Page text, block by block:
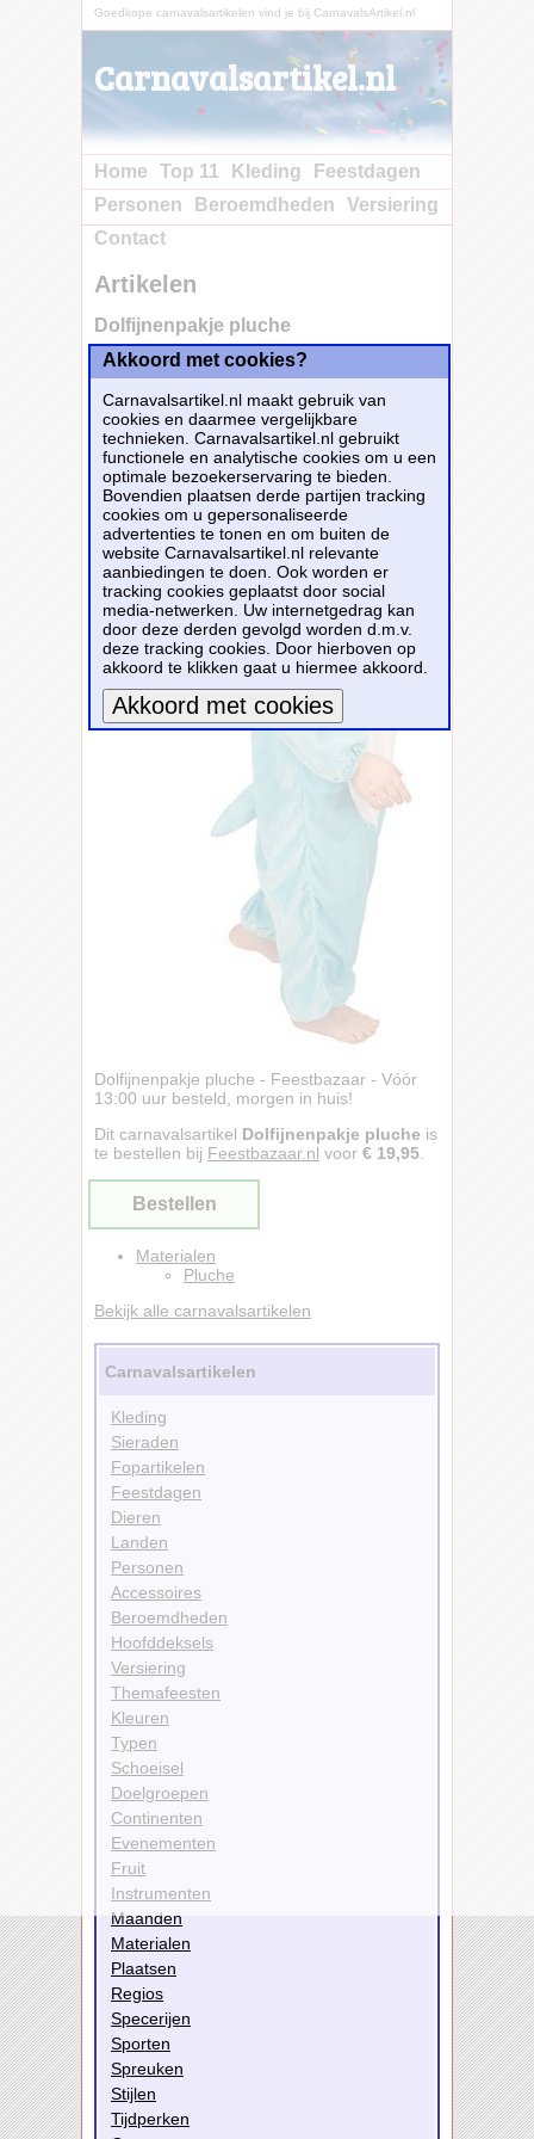
Goedkope carnavalsartikelen vind je bij CarnavalsArtikel.nl
Carnavalsartikel.nl
Home Top 11 Kleding
Feestdagen
Personen
Beroemdheden
Versiering
Contact
Artikelen
Dolfijnenpakje pluche
Dolfijnenpakje pluche - Feestbazaar - Vóór
13:00 uur besteld, morgen in huis!
Dit carnavalsartikel Dolfijnenpakje pluche is
te bestellen bij Feestbazaar.nl voor € 19,95
Bestellen
Materialen
Pluche
Bekijk alle carnavalsartikelen
Carnavalsartikelen
Kleding
Sieraden
Fopartikelen
Feestdagen
Dieren
Landen
Personen
Accessoires
Beroemdheden
Hoofddeksels
Versiering
Themafeesten
Kleuren
Typen
Schoeisel
Doelgroepen
Continenten
Evenementen
Fruit
Instrumenten
Maanden
Materialen
Plaatsen
Regios
Specerijen
Sporten
Spreuken
Stijlen
Tijdperken
Akkoord met cookies?
Carnavalsartikel.nl maakt gebruik van
cookies en daarmee vergelijkbare
technieken. Carnavalsartikel.nl gebruikt
functionele en analytische cookies om u een
optimale bezoekerservaring te bieden.
Bovendien plaatsen derde partijen tracking
cookies om u gepersonaliseerde
advertenties te tonen en om buiten de
website Carnavalsartikel.nl relevante
aanbiedingen te doen. Ook worden er
tracking cookies geplaatst door social
media-netwerken. Uw internetgedrag kan
door deze derden gevolgd worden d.m.v.
deze tracking cookies. Door hierboven op
akkoord te klikken gaat u hiermee akkoord.